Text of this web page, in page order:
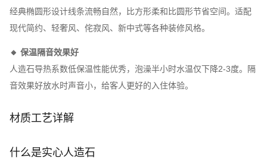
经典椭圆形设计线条流畅自然，比方形柔和比圆形节省空间。适配
现代简约、轻奢风、侘寂风、新中式等各种装修风格。
🔸 保温隔音效果好
人造石导热系数低保温性能优秀，泡澡半小时水温仅下降2-3度。隔
音效果好放水时声音小，给客人更好的入住体验。
材质工艺详解
什么是实心人造石